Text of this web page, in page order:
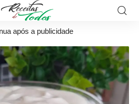
após a publicidade